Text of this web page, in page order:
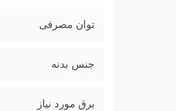
توان مصرفی
جنس بدنه
برق مورد نیاز